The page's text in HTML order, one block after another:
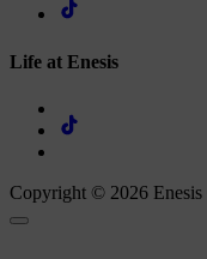
Life at Enesis
Copyright © 2026